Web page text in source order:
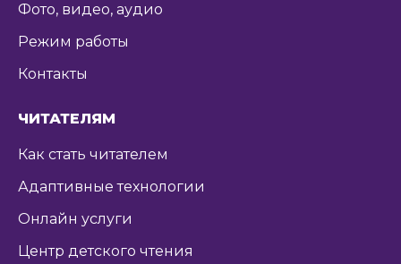
Фото, видео, аудио
Режим работы
Контакты
ЧИТАТЕЛЯМ
Как стать читателем
Адаптивные технологии
Онлайн услуги
Центр детского чтения